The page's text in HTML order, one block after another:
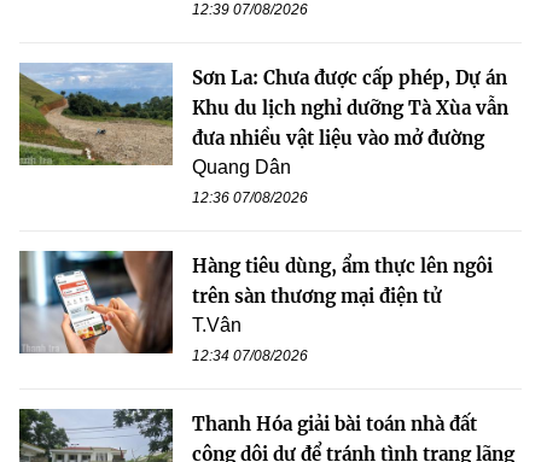
12:39 07/08/2026
Sơn La: Chưa được cấp phép, Dự án
Khu du lịch nghỉ dưỡng Tà Xùa vẫn
đưa nhiều vật liệu vào mở đường
Quang Dân
12:36 07/08/2026
Hàng tiêu dùng, ẩm thực lên ngôi
trên sàn thương mại điện tử
T.Vân
12:34 07/08/2026
Thanh Hóa giải bài toán nhà đất
công dôi dư để tránh tình trạng lãng